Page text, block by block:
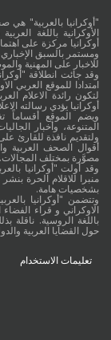
"أوكرانيا بالعربية" هي
الأوكرانية باللغة
أوكرانيا مركزة على
ومستمر بالسبق
للاخبار على المهنية
لتكون رائدة الاعلام
أوكرانيا يؤدي رسالته
ويضم الموقع أقساماً
المتنوعة، وأخبار
ولتقديم نافذة للقارئ
أقوال الصحف العربية
مصوَّرة بمختلف المجالات.
وقد أولت "أوكرانيا
منبرا للاقلام الحرة
بشخصيات هامة.
وتتضمن "أوكرانيا
الاوكراني و قراء
باللغة الروسية. ناقلة
حول القضايا العربية
تعليمات الاستخدام